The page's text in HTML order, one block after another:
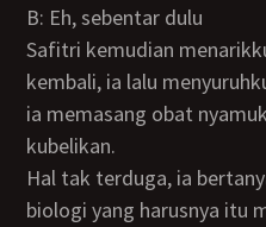
B: Eh, sebentar dulu
Safitri kemudian menarikku kedalam kamarku
kembali, ia lalu
ia memasang obat
kubelikan.
Hal tak terduga, ia bertanya-tanya tentang ilmu
biologi yang harusnya itu